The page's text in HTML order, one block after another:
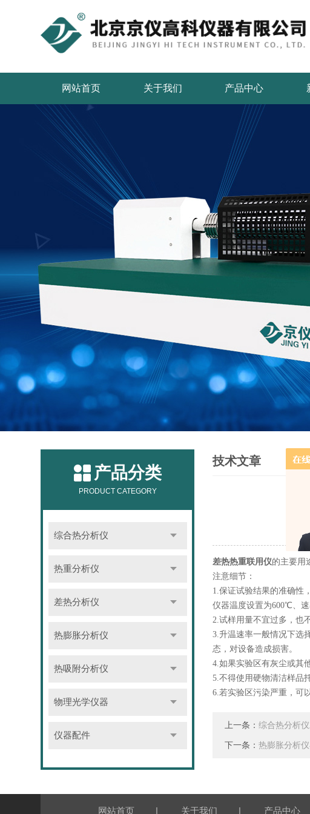
网站首页 关于我们 产品中心
产品分类
PRODUCT CATEGORY
综合热分析仪
热重分析仪
差热分析仪
热膨胀分析仪
热吸附分析仪
物理光学仪器
仪器配件
技术文章
差热热重联用仪的主要用
注意细节：
1.保证试验结果的准确性
仪器温度设置为600℃、
2.试样用量不宜过多，也
3.升温速率一般情况下选
态，对设备造成损害。
4.如果实验区有灰尘或其
5.不得使用硬物清洁样品
6.若实验区污染严重，可
上一条：综合热分析
下一条：热膨胀分析
网站首页 | 关于我们 | 产品中心